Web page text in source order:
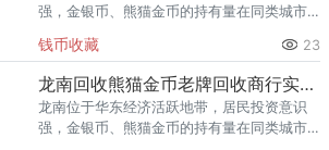
强，金银币、熊猫金币的持有量在同类城市
熊猫金币的需求就明显升温，但鱼龙混杂的
回收渠道里，能精准识别版别溢
钱币收藏 23
龙南回收熊猫金币老牌回收商行实力盘点
龙南位于华东经济活跃地带，居民投资意识
强，金银币、熊猫金币的持有量在同类城市